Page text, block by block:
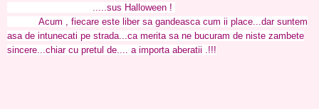
.....sus Halloween !
Acum , fiecare este liber sa gandeasca cum ii place...dar suntem
asa de intunecati pe strada...ca merita sa ne bucuram de niste zambete
sincere...chiar cu pretul de.... a importa aberatii .!!!